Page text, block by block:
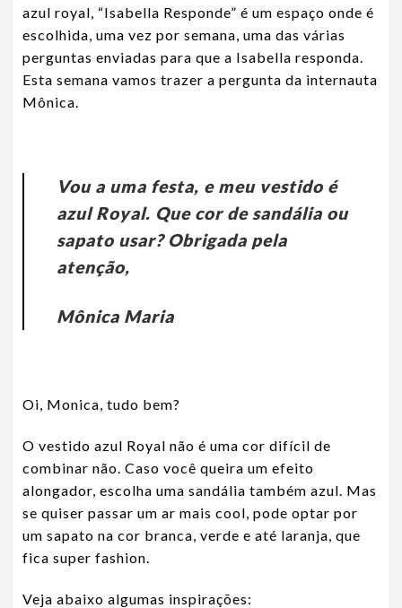
azul royal, “Isabella Responde” é um espaço onde é
escolhida, uma vez por semana, uma das várias
perguntas enviadas para que a Isabella responda.
Esta semana vamos trazer a pergunta da internauta
Mônica.
Vou a uma festa, e meu vestido é
azul Royal. Que cor de sandália ou
sapato usar? Obrigada pela
atenção,
Mônica Maria
Oi, Monica, tudo bem?
O vestido azul Royal não é uma cor difícil de
combinar não. Caso você queira um efeito
alongador, escolha uma sandália também azul. Mas
se quiser passar um ar mais cool, pode optar por
um sapato na cor branca, verde e até laranja, que
fica super fashion.
Veja abaixo algumas inspirações: